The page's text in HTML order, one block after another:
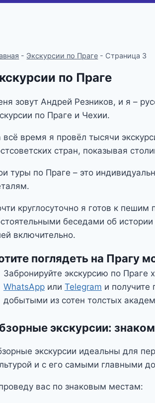
- Экскурсии по Праге - Страница 3
по Праге
зовут Андрей Резников, и я –
по Праге и Чехии.
всё время я провёл тысячи
стран, показывая
туры по Праге – это
круглосуточно я готов к
беседами об
включительно.
поглядеть на Прагу
Забронируйте экскурсию по Праге
WhatsAppили Telegram и получите
добытыми из сотен толстых
экскурсии:
экскурсии идеальны для
и с его самыми главными
вас по знаковым местам: